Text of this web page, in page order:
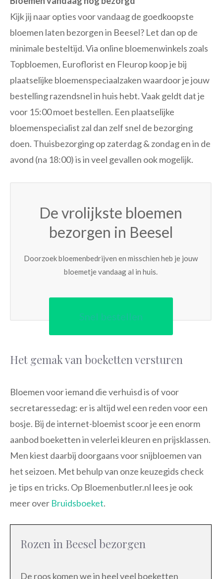
Kijk jij naar opties voor vandaag de goedkoopste
bloemen laten bezorgen in Beesel? Let dan op de
minimale besteltijd. Via online bloemenwinkels zoals
Topbloemen, Euroflorist en Fleurop koop je bij
plaatselijke bloemenspeciaalzaken waardoor je jouw
bestelling razendsnel in huis hebt. Vaak geldt dat je
voor 15:00 moet bestellen. Een plaatselijke
bloemenspecialist zal dan zelf snel de bezorging
doen. Thuisbezorging op zaterdag & zondag en in de
avond (na 18:00) is in veel gevallen ook mogelijk.
De vrolijkste bloemen
bezorgen in Beesel
Doorzoek bloemenbedrijven en misschien heb je jouw
bloemetje vandaag al in huis.
Snel bestellen
Het gemak van boeketten versturen
Bloemen voor iemand die verhuisd is of voor
secretaressedag: er is altijd wel een reden voor een
bosje. Bij de internet-bloemist scoor je een enorm
aanbod boeketten in velerlei kleuren en prijsklassen.
Men kiest daarbij doorgaans voor snijbloemen van
het seizoen. Met behulp van onze keuzegids check
je tips en tricks. Op Bloemenbutler.nl lees je ook
meer over Bruidsboeket.
Rozen in Beesel bezorgen
De roos komen we in heel veel boeketten